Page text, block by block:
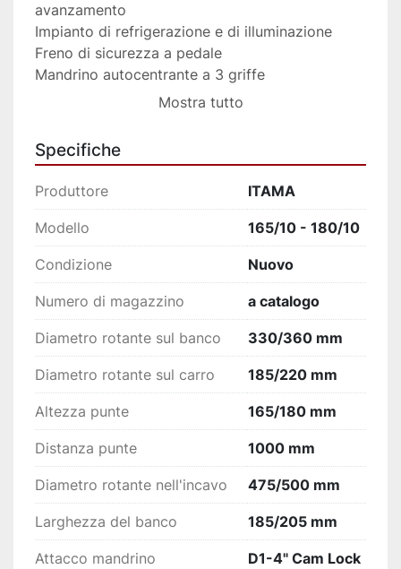
avanzamento
Impianto di refrigerazione e di illuminazione
Freno di sicurezza a pedale
Mandrino autocentrante a 3 griffe
Piattaforma 4 griffe indipendenti
Contropunta fissa e rotante
Contafiletti
Chiavi di servizio
Mostra tutto
Specifiche
Produttore ITAMA
Modello 165/10 - 180/10
Condizione Nuovo
Numero di magazzino a catalogo
Diametro rotante sul banco 330/360 mm
Diametro rotante sul carro 185/220 mm
Altezza punte 165/180 mm
Distanza punte 1000 mm
Diametro rotante nell'incavo 475/500 mm
Larghezza del banco 185/205 mm
Attacco mandrino D1-4" Cam Lock